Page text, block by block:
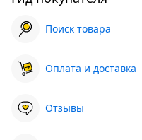
Поиск товара
Оплата и доставка
Отзывы